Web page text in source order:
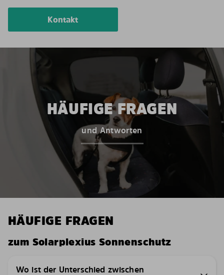
Kontakt
HÄUFIGE FRAGEN
und Antworten
HÄUFIGE FRAGEN
zum Solarplexius Sonnenschutz
Wo ist der Unterschied zwischen